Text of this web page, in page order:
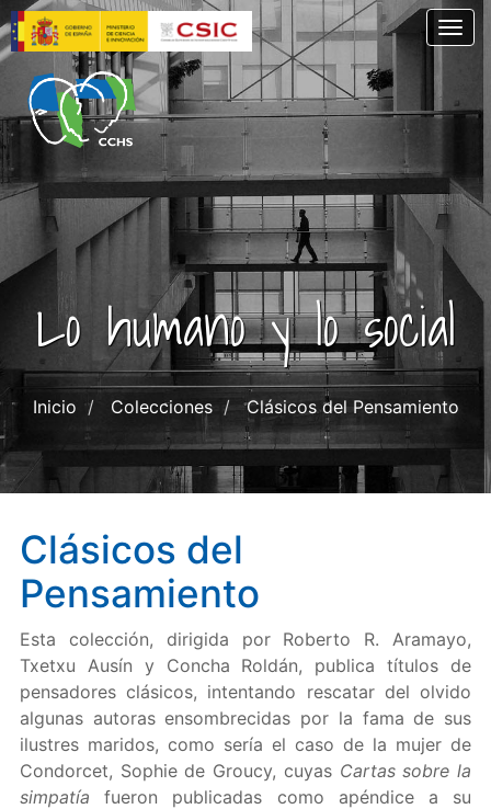
Pasar
al
contenido
principal
Lo humano y lo social
Inicio Colecciones Clásicos del Pensamiento
Clásicos del
Pensamiento
Esta colección, dirigida por Roberto R. Aramayo,
Txetxu Ausín y Concha Roldán, publica títulos de
pensadores clásicos, intentando rescatar del olvido
algunas autoras ensombrecidas por la fama de sus
ilustres maridos, como sería el caso de la mujer de
Condorcet, Sophie de Groucy, cuyas Cartas sobre la
simpatía fueron publicadas como apéndice a su